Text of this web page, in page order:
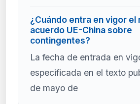
¿Cuándo entra en vigor el
acuerdo UE-China sobre
contingentes?
La fecha de entrada en
especificada en el texto
de mayo de